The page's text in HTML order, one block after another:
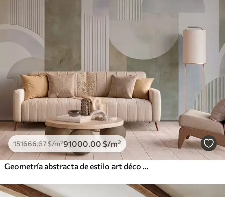
151666.67$/m²91000.00 $/m²
Geometría abstracta de estilo art déco con efecto retro